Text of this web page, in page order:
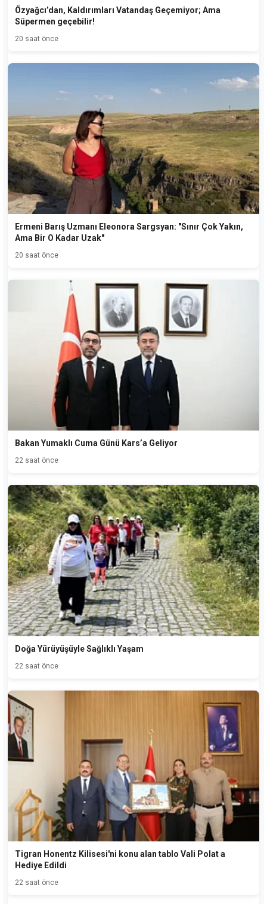
Özyağcı’dan, Kaldırımları Vatandaş Geçemiyor; Ama
Süpermen geçebilir!
20 saat önce
Ermeni Barış Uzmanı Eleonora Sargsyan: "Sınır Çok Yakın,
Ama Bir O Kadar Uzak"
20 saat önce
Bakan Yumaklı Cuma Günü Kars’a Geliyor
22 saat önce
Doğa Yürüyüşüyle Sağlıklı Yaşam
22 saat önce
Tigran Honentz Kilisesi'ni konu alan tablo Vali Polat a
Hediye Edildi
22 saat önce